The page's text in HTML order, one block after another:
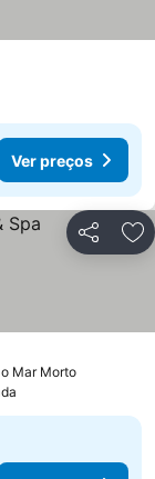
Ver preços
Partilhar
Mar MortoVer